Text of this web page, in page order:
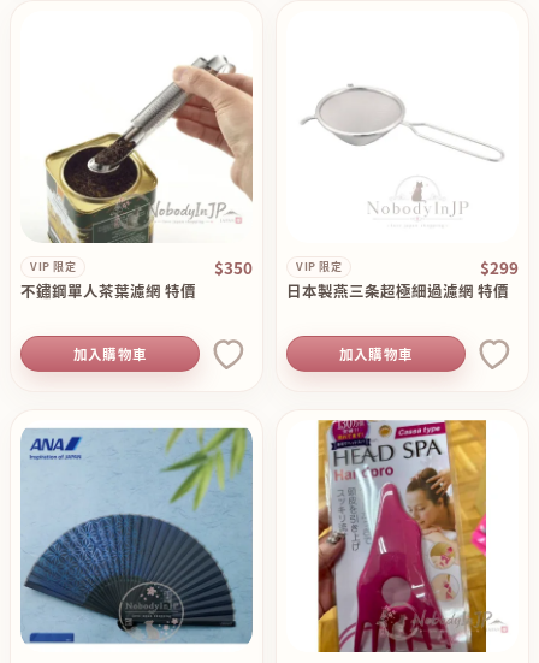
VIP 限定 $350
不鏽鋼單人茶葉濾網 特價
加入購物車
VIP 限定 $299
日本製燕三条超極細過濾網 特價
加入購物車